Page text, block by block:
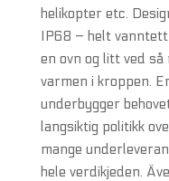
helikopter etc.
IP68 – helt
en ovn og litt ved så
varmen i kroppen.
underbygger
langsiktig politikk
mange
hele verdikjeden.